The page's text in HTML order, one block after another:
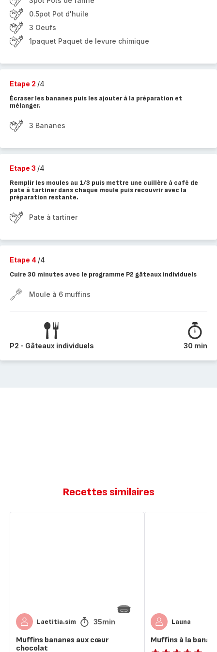
0.5pot Pot d'huile
3 Oeufs
1paquet Paquet de levure chimique
Etape 2 /4
Écraser les bananes puis les ajouter à la préparation et
mélanger.
3 Bananes
Etape 3 /4
Remplir les moules au 1/3 puis mettre une cuillère à café de
pate à tartiner dans chaque moule puis recouvrir avec la
préparation restante.
Pate à tartiner
Etape 4 /4
Cuire 30 minutes avec le programme P2 gâteaux individuels
Moule à 6 muffins
P2 - Gâteaux individuels 30 min
Recettes similaires
Laetitia.sim 35min
Muffins bananes aux cœur
chocolat
Launa
Muffins à la